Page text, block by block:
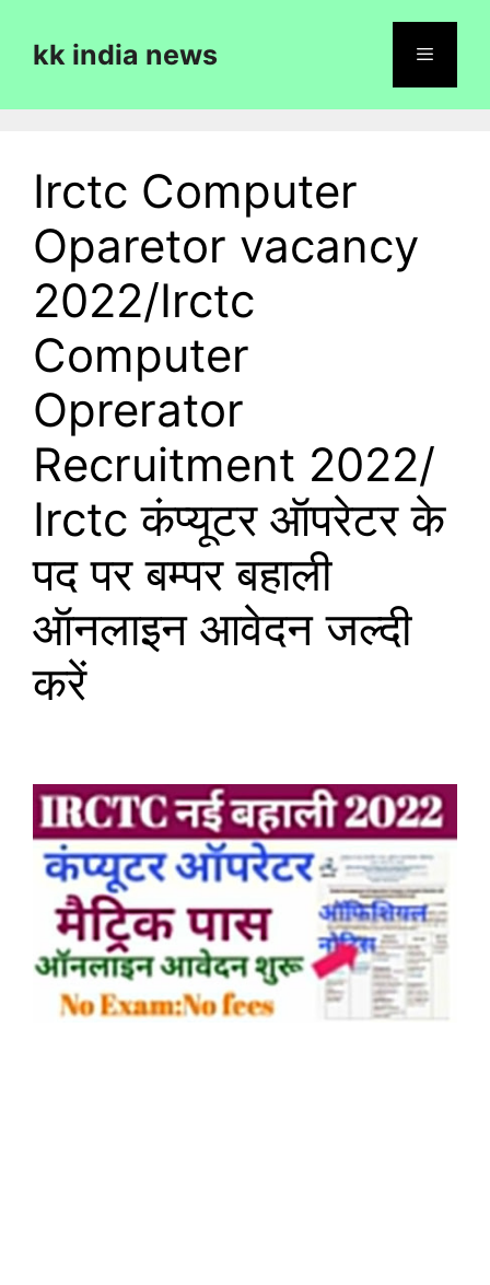
contentkk india news
Irctc Computer
Oparetor vacancy
2022/Irctc
Computer
Oprerator
Recruitment 2022/
Irctc कंप्यूटर ऑपरेटर के
पद पर बम्पर बहाली
ऑनलाइन आवेदन जल्दी
करें